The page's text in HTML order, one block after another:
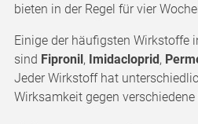
bieten in der Regel für vier
Einige der häufigsten Wirkstoffe
sind Fipronil , Imidacloprid ,
Jeder Wirkstoff hat
Wirksamkeit gegen